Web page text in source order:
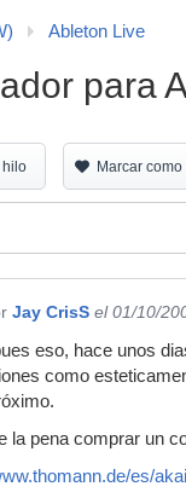
Ableton Live
para
hilo Marcar
Jay CrisS el 01/10/
eso, hace unos
como
la pena comprar un
es/